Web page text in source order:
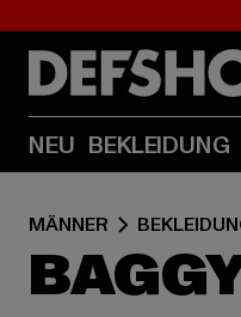
NEU BEKLEIDUNG
MÄNNER